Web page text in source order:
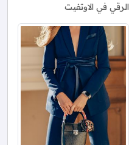
الرقي في الاوتفيت